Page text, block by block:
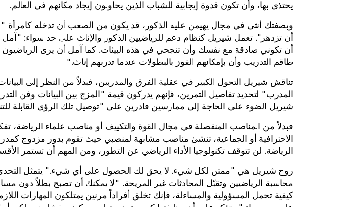
يحتذى بها، وأن تكون قدوة إيجابية للشباب الذين يحاولون إيجاد مكانهم في العالم.
وبصفتك أنثى في مجال يهيمن عليه الذكور، قد يكون من الصعب أن تدخله
أن تزدهر". تعمل شيريل كنظام دعم للرياضيين الذكور والإناث على حد سواء: "آمل
أن تكوني صادقة مع نفسك وأن تنجحي في هذه البيئات. كما آمل أن يرى
طاقم التدريب وأن بإمكانهم الفوز بالبطولات عندما تدربهم إناث."
تناقش شيريل التحول الكبير في عقلية الفرق والمدربين، فبدلاً من النظر إلى
المدرب" لتحديد تفاصيل التمرين، فإنهم يدركون قيمة "المزج بين البيانات وفن
شيريل الضوء على الحاجة إلى ممارسين قادرين على "توصيل تلك الرؤى القابلة
فبدلاً من المناصب المنفصلة في مجال القوة والتكييف أو مناصب علماء الرياضة،
الاحترافية أو الجماعية، تنشئ مناصب مشابهة لمنصبي حيث تقوم بدور مزدوج
الرياضة. لن تتوقف تكنولوجيا الأداء الرياضي عن التطور، ومن المهم أن تستمر
روح شيريل هي "ممتن لكل شيء. لا يحق لك الحصول على أي شيء." يتمثل التحدي
محاسبة الرياضيين وتقبّل المحادثات غير المريحة. "لا يمكنك أن تصبح بطلاً دون
كيفية تحمل المسؤولية والمساءلة، فإنك تخلق أفراداً مرنين يمتلكون المهارات